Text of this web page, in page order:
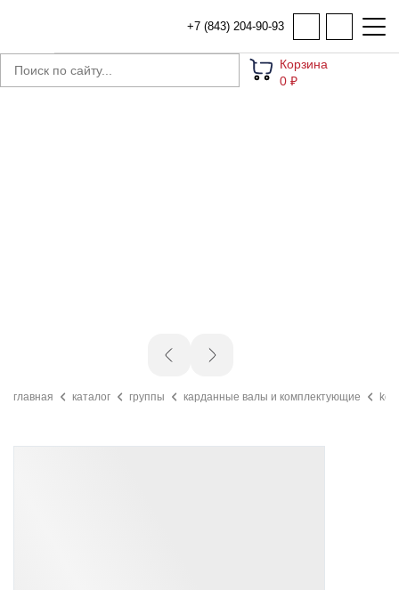
+7 (843) 204-90-93
Корзина
0 ₽
главная каталог группы карданные валы и комплектующие